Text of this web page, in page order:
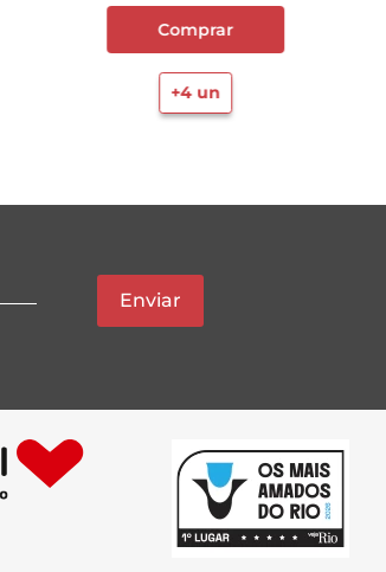
Comprar
+4un
Enviar